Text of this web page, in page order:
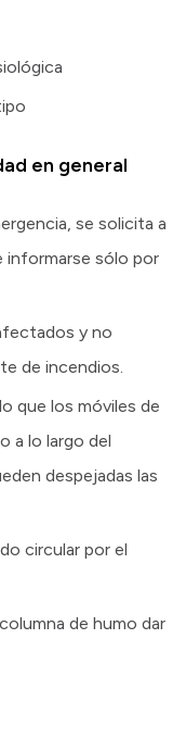
en general
se solicita a
informarse sólo por
y no
de incendios.
que los móviles de
a lo largo del
despejadas las
circular por el
de humo dar